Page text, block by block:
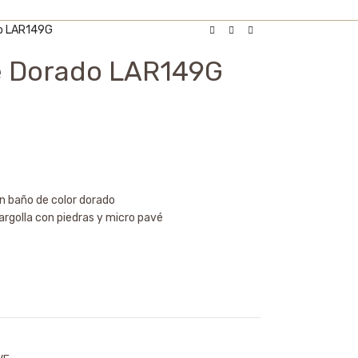
LAR149G
LAR149G
baño de color dorado
con piedras y micro pavé